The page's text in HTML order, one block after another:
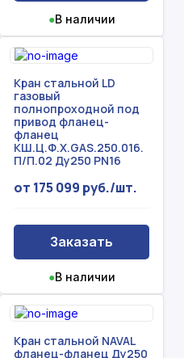
●В наличии
Кран стальной LD
газовый
полнопроходной под
привод фланец-
фланец
КШ.Ц.Ф.Х.GAS.250.016.
П/П.02 Ду250 PN16
от 175 099 руб./шт.
Заказать
●В наличии
Кран стальной NAVAL
фланец-фланец Ду250